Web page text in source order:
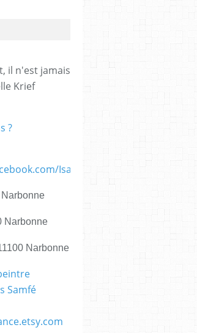
rondes
il n'est jamais
Krief
?
IsabelleKrief.ArtistePeintre/
Narbonne
Narbonne
Narbonne
Samfé